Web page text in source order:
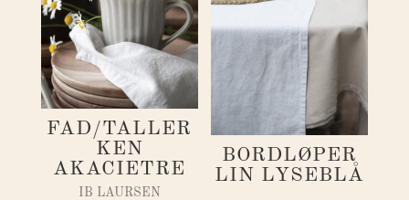
FAD/TALLER
KEN
AKACIETRE
IB LAURSEN
BORDLØPER
LIN LYSEBLÅ